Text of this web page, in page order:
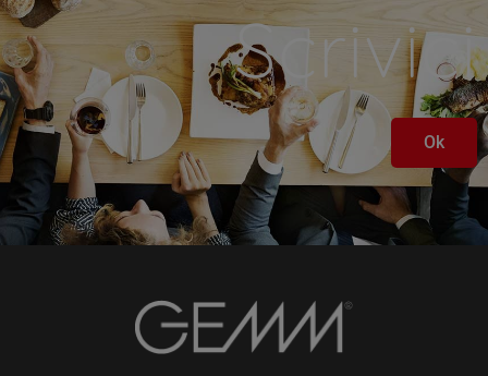
Scrivici
Ok